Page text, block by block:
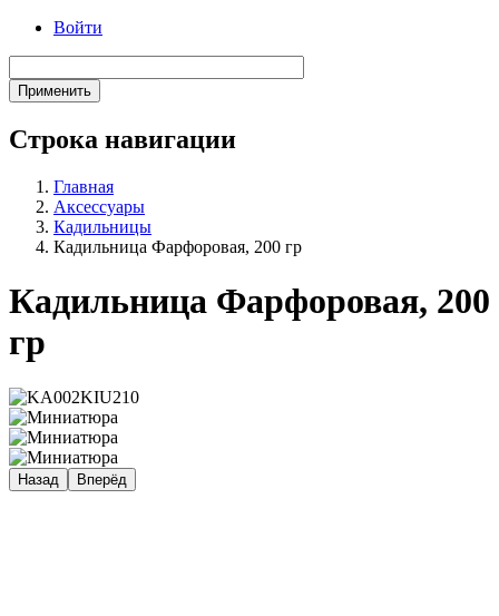
Войти
Строка навигации
Главная
Аксессуары
Кадильницы
Кадильница Фарфоровая, 200 гр
Кадильница Фарфоровая, 200
гр
Назад Вперёд